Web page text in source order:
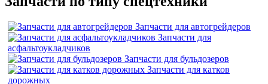
Запчасти для автогрейдеров
Запчасти для
асфальтоукладчиков
Запчасти для бульдозеров
Запчасти для катков
дорожных